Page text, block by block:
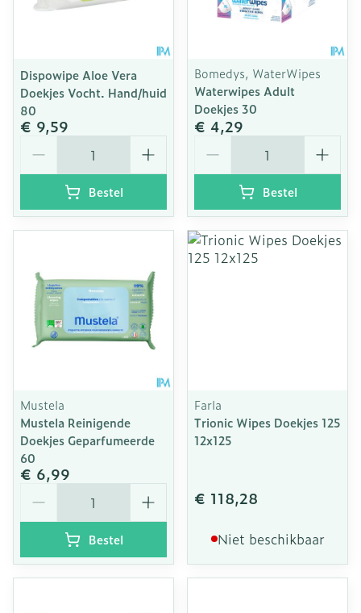
Dispowipe Aloe Vera
Doekjes Vocht. Hand/huid
80
€ 9,59
Bestel
Bomedys, WaterWipes
Waterwipes Adult
Doekjes 30
€ 4,29
Bestel
Mustela
Mustela Reinigende
Doekjes Geparfumeerde
60
€ 6,99
Bestel
Farla
Trionic Wipes Doekjes 125
12x125
€ 118,28
Niet beschikbaar